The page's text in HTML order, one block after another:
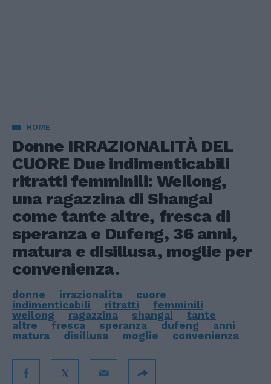
HOME
Donne IRRAZIONALITÀ DEL
CUORE Due indimenticabili
ritratti femminili: Weilong,
una ragazzina di Shangai
come tante altre, fresca di
speranza e Dufeng, 36 anni,
matura e disillusa, moglie per
convenienza.
donne irrazionalita
cuore
indimenticabili
ritratti
femminili
weilong
ragazzina shangai
tante
altre
fresca speranza dufeng
anni
matura
disillusa moglie convenienza